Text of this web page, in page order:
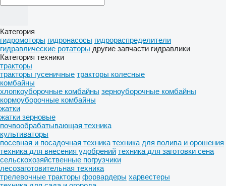
Категория
гидромоторы гидронасосы гидрораспределители
гидравлические ротаторы другие запчасти гидравлики
Категория техники
тракторы
тракторы гусеничные тракторы колесные
комбайны
хлопкоуборочные комбайны зерноуборочные комбайны
кормоуборочные комбайны
жатки
жатки зерновые
почвообрабатывающая техника
культиваторы
посевная и посадочная техника техника для полива и орошения
техника для внесения удобрений техника для заготовки сена
сельскохозяйственные погрузчики
лесозаготовительная техника
трелевочные тракторы форвардеры харвестеры